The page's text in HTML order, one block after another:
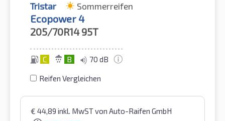
Tristar Sommerreifen
Ecopower 4
205/70R14 95T
C B 70 dB
Reifen Vergleichen
€ 44,89 inkl. MwSTvon Auto-Raifen GmbH